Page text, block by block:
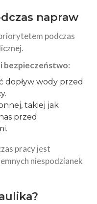
napraw
podczas
bezpieczeństwo:
dopływ wody przed
takiej jak
przed
pracy jest
niespodzianek